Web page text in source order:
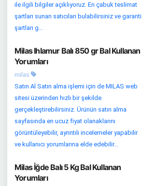
ile ilgili bilgiler açıklıyoruz. En çabuk teslimat
şartları sunan satıcıları bulabilirsiniz ve garanti
şartları g...
Milas Ihlamur Balı 850 gr Bal Kullanan
Yorumları
milas
Satın Al Satın alma işlemi için de MILAS web
sitesi üzerinden hızlı bir şekilde
gerçekleştirebilirsiniz. Ürünün satın alma
sayfasında en ucuz fiyat olanaklarını
görüntüleyebilir, ayrıntılı incelemeler yapabilir
ve kullanıcı yorumlarına elde edebilir...
Milas İğde Balı 5 Kg Bal Kullanan
Yorumları